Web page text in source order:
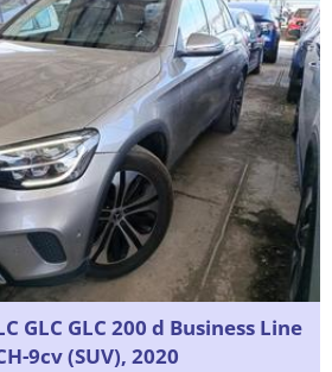
GLC GLC 200 d Business Line
9cv (SUV), 2020